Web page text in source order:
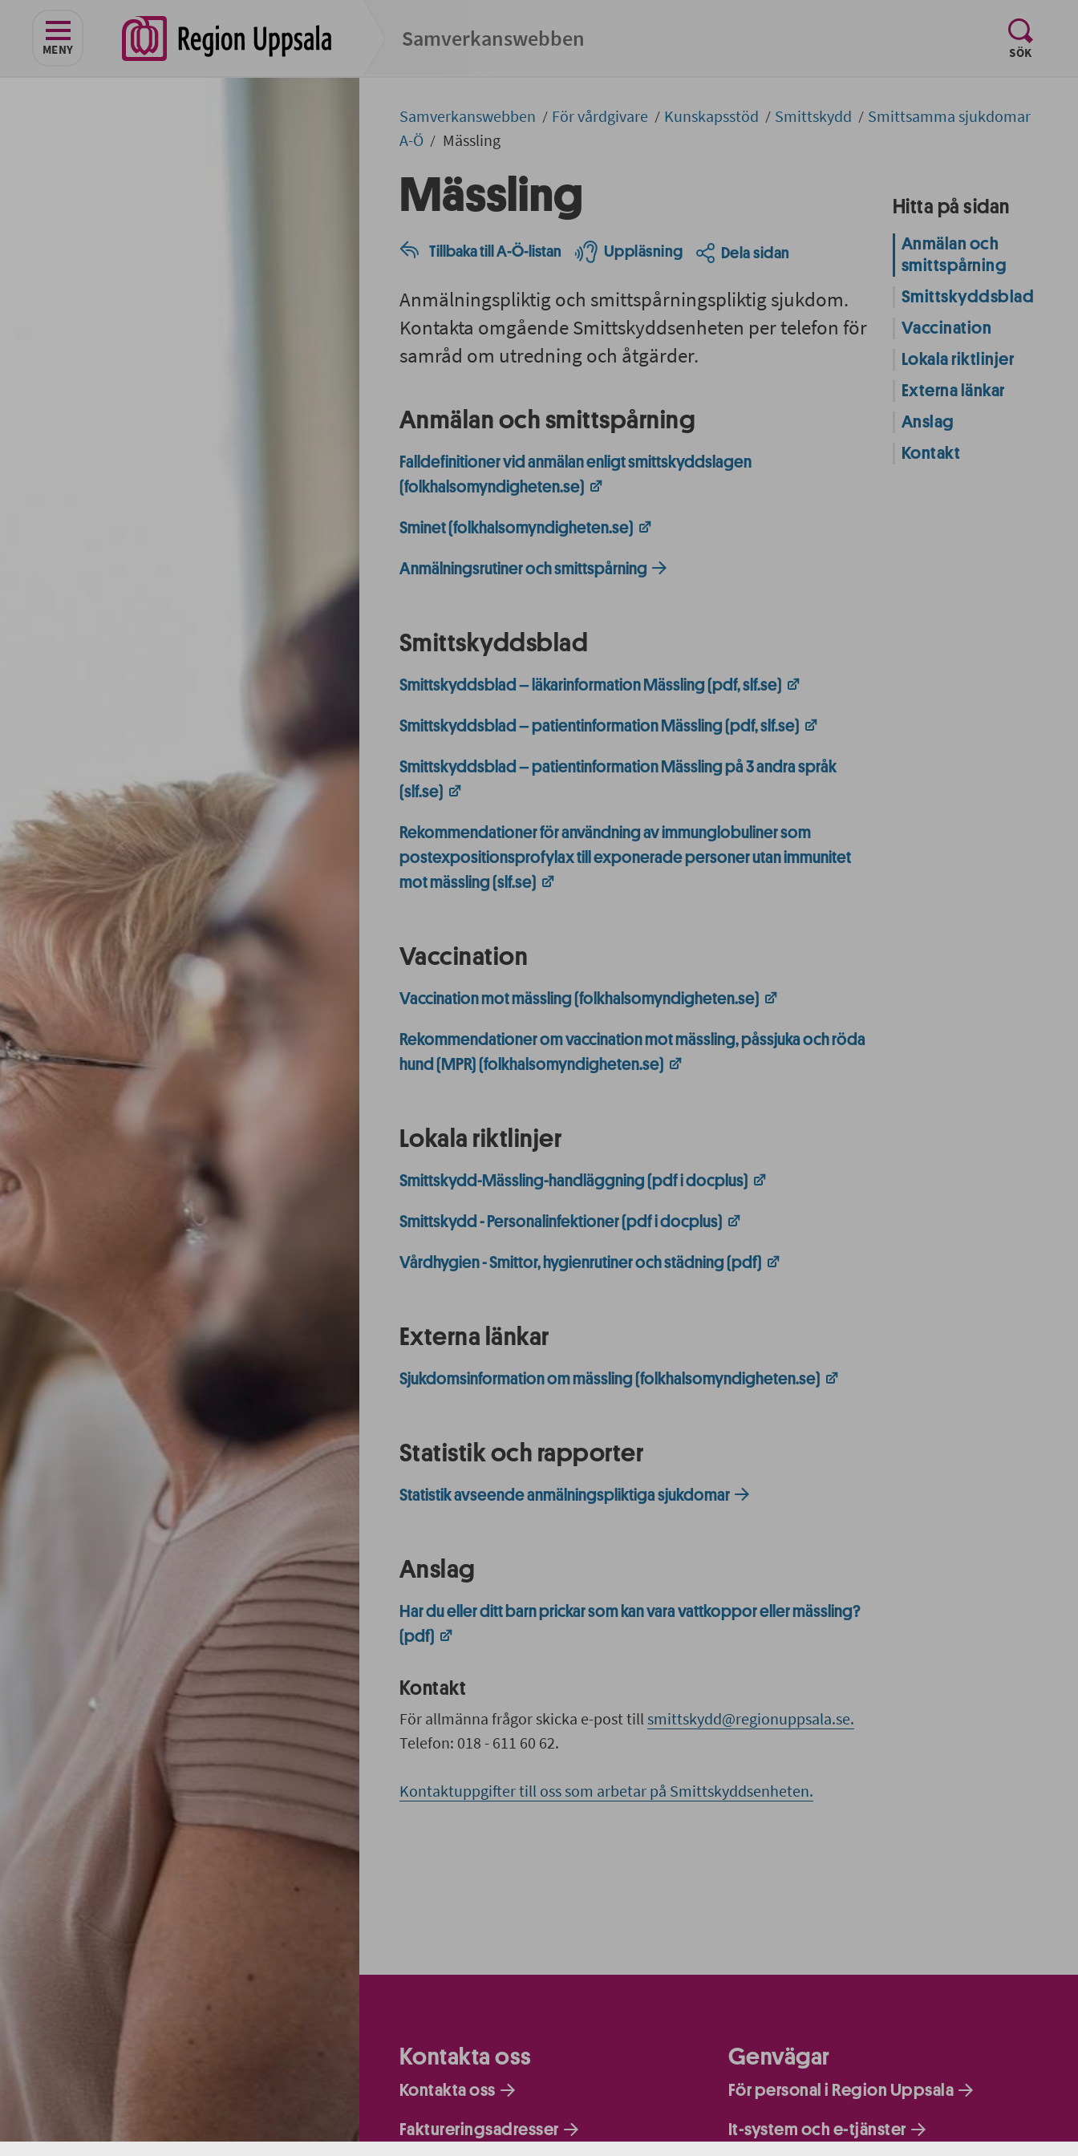
MENY
navigeringen Samverkans­­webben
SÖK
, visa
Samverkans­­­webben För vårdgivare Kunskapsstöd Smittskydd
Smittsamma sjukdomar
A-Ö
Mässling
Mässling
Tillbaka till A-Ö-listan Uppläsning Dela sidan
Anmälningspliktig och smittspårningspliktig sjukdom.
Kontakta omgående Smittskyddsenheten per telefon för
samråd om utredning och åtgärder.
Anmälan och smittspårning
Falldefinitioner vid anmälan enligt smittskyddslagen
(folkhalsomyndigheten.se)
Sminet (folkhalsomyndigheten.se)
Anmälningsrutiner och smittspårning
Smittskyddsblad
Smittskyddsblad – läkarinformation Mässling (pdf, slf.se)
Smittskyddsblad – patientinformation Mässling (pdf, slf.se)
Smittskyddsblad – patientinformation Mässling på 3 andra språk
(slf.se)
Rekommendationer för användning av immunglobuliner som
postexpositionsprofylax till exponerade personer utan immunitet
mot mässling (slf.se)
Vaccination
Vaccination mot mässling (folkhalsomyndigheten.se)
Rekommendationer om vaccination mot mässling, påssjuka och röda
hund (MPR) (folkhalsomyndigheten.se)
Lokala riktlinjer
Smittskydd-Mässling-handläggning (pdf i docplus)
Smittskydd - Personalinfektioner (pdf i docplus)
Vårdhygien - Smittor, hygienrutiner och städning (pdf)
Externa länkar
Sjukdomsinformation om mässling (folkhalsomyndigheten.se)
Statistik och rapporter
Statistik avseende anmälningspliktiga sjukdomar
Anslag
Har du eller ditt barn prickar som kan vara vattkoppor eller mässling?
(pdf)
Kontakt
För allmänna frågor skicka e-post till smittskydd@regionuppsala.se.
Telefon: 018 - 611 60 62.
Kontaktuppgifter till oss som arbetar på Smittskyddsenheten.
Hitta på sidan
Anmälan och
smittspårning
Smittskyddsblad
Vaccination
Lokala riktlinjer
Externa länkar
Anslag
Kontakt
Kontakta oss
Kontakta oss
Faktureringsadresser
Genvägar
För personal i Region Uppsala
It-system och e-tjänster